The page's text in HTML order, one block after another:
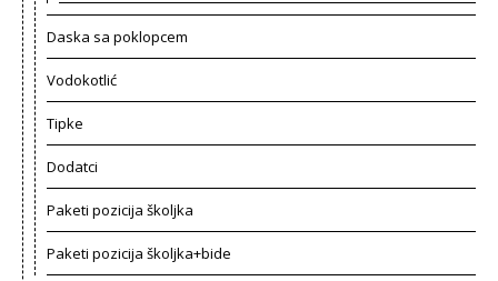
Daska sa poklopcem
Vodokotlić
Tipke
Dodatci
Paketi pozicija školjka
Paketi pozicija školjka+bide